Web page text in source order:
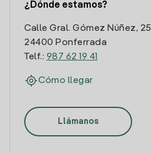
¿Dónde estamos?
Calle Gral. Gómez Núñez, 25
24400 Ponferrada
Telf.: 987 62 19 41
Cómo llegar
Llámanos